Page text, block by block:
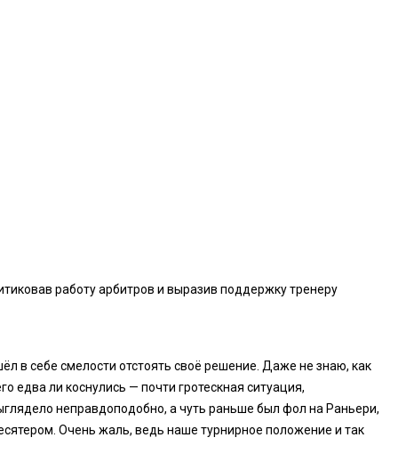
работу арбитров и выразив поддержку тренеру
в себе смелости отстоять своё решение. Даже не знаю, как
едва ли коснулись — почти гротескная ситуация,
неправдоподобно, а чуть раньше был фол на Раньери,
Очень жаль, ведь наше турнирное положение и так